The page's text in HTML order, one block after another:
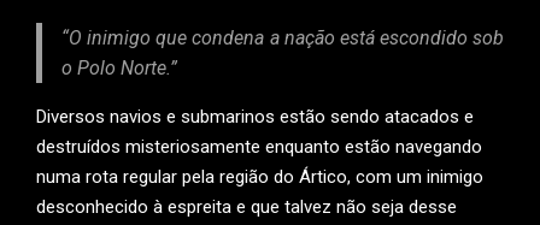
“O inimigo que condena a nação está escondido sob
o Polo Norte.”
Diversos navios e submarinos estão sendo atacados e
destruídos misteriosamente enquanto estão navegando
numa rota regular pela região do Ártico, com um inimigo
desconhecido à espreita e que talvez não seja desse